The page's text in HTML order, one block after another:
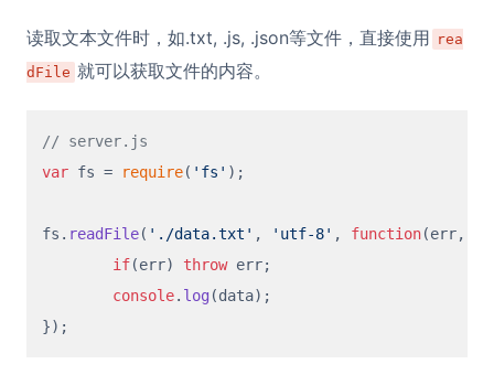
读取文本文件时，如.txt, .js, .json等文件，直接使用 rea
dFile 就可以获取文件的内容。
// server.js
var fs = require( 'fs' );
fs. readFile( './data.txt' , 'utf-8' , function(err,
if(err) throw err;
console. log (data);